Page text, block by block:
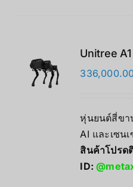
Unitree A1
336,000.00
หุ่นยนต์สี่ขา
AI และเซน
สินค้าโปรด
ID: